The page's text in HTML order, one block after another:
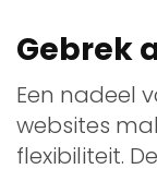
Gebrek
Een nadeel
websites
flexibiliteit.